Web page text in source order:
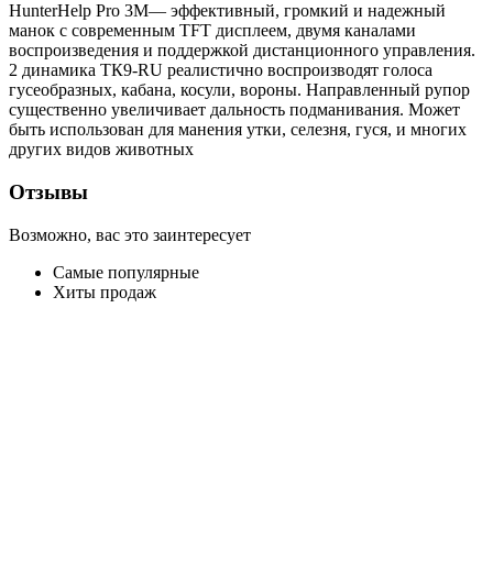
HunterHelp Pro 3M— эффективный, громкий и надежный
манок с современным TFT дисплеем, двумя каналами
воспроизведения и поддержкой дистанционного управления.
2 динамика ТК9-RU реалистично воспроизводят голоса
гусеобразных, кабана, косули, вороны. Направленный рупор
существенно увеличивает дальность подманивания. Может
быть использован для манения утки, селезня, гуся, и многих
других видов животных
Отзывы
Возможно, вас это заинтересует
Самые популярные
Хиты продаж